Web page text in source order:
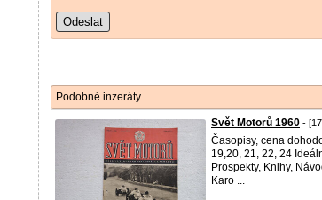
Odeslat
Podobné inzeráty
Svět Motorů 1960 -
Časopisy, cena
19,20, 21, 22, 24
Prospekty, Knihy,
Karo ...